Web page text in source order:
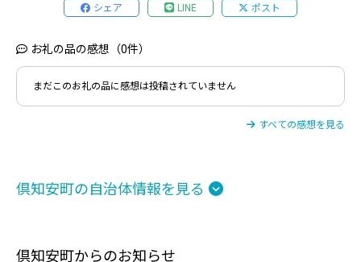
シェア LINE ポスト
お礼の品の感想（0件）
まだこのお礼の品に感想は投稿されていません
すべての感想を見る
倶知安町の自治体情報を見る
倶知安町からのお知らせ